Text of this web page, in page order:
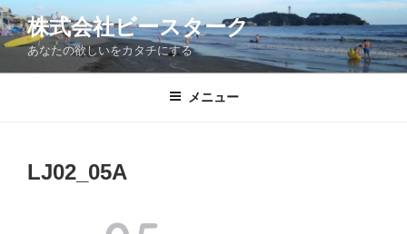
コ
ン
ン
株式会社ビースターク
あなたの欲しいをカタチにする
メニュー
LJ02_05A